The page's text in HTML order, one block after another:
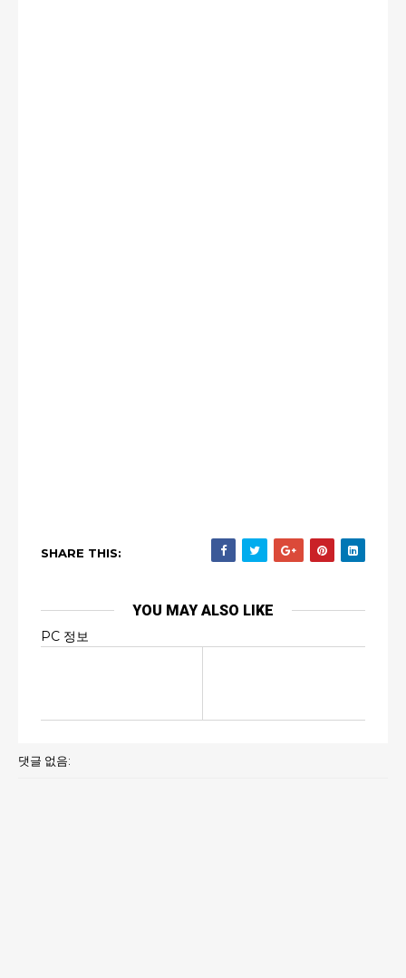
SHARE THIS:
YOU MAY ALSO LIKE
PC 정보
댓글 없음: